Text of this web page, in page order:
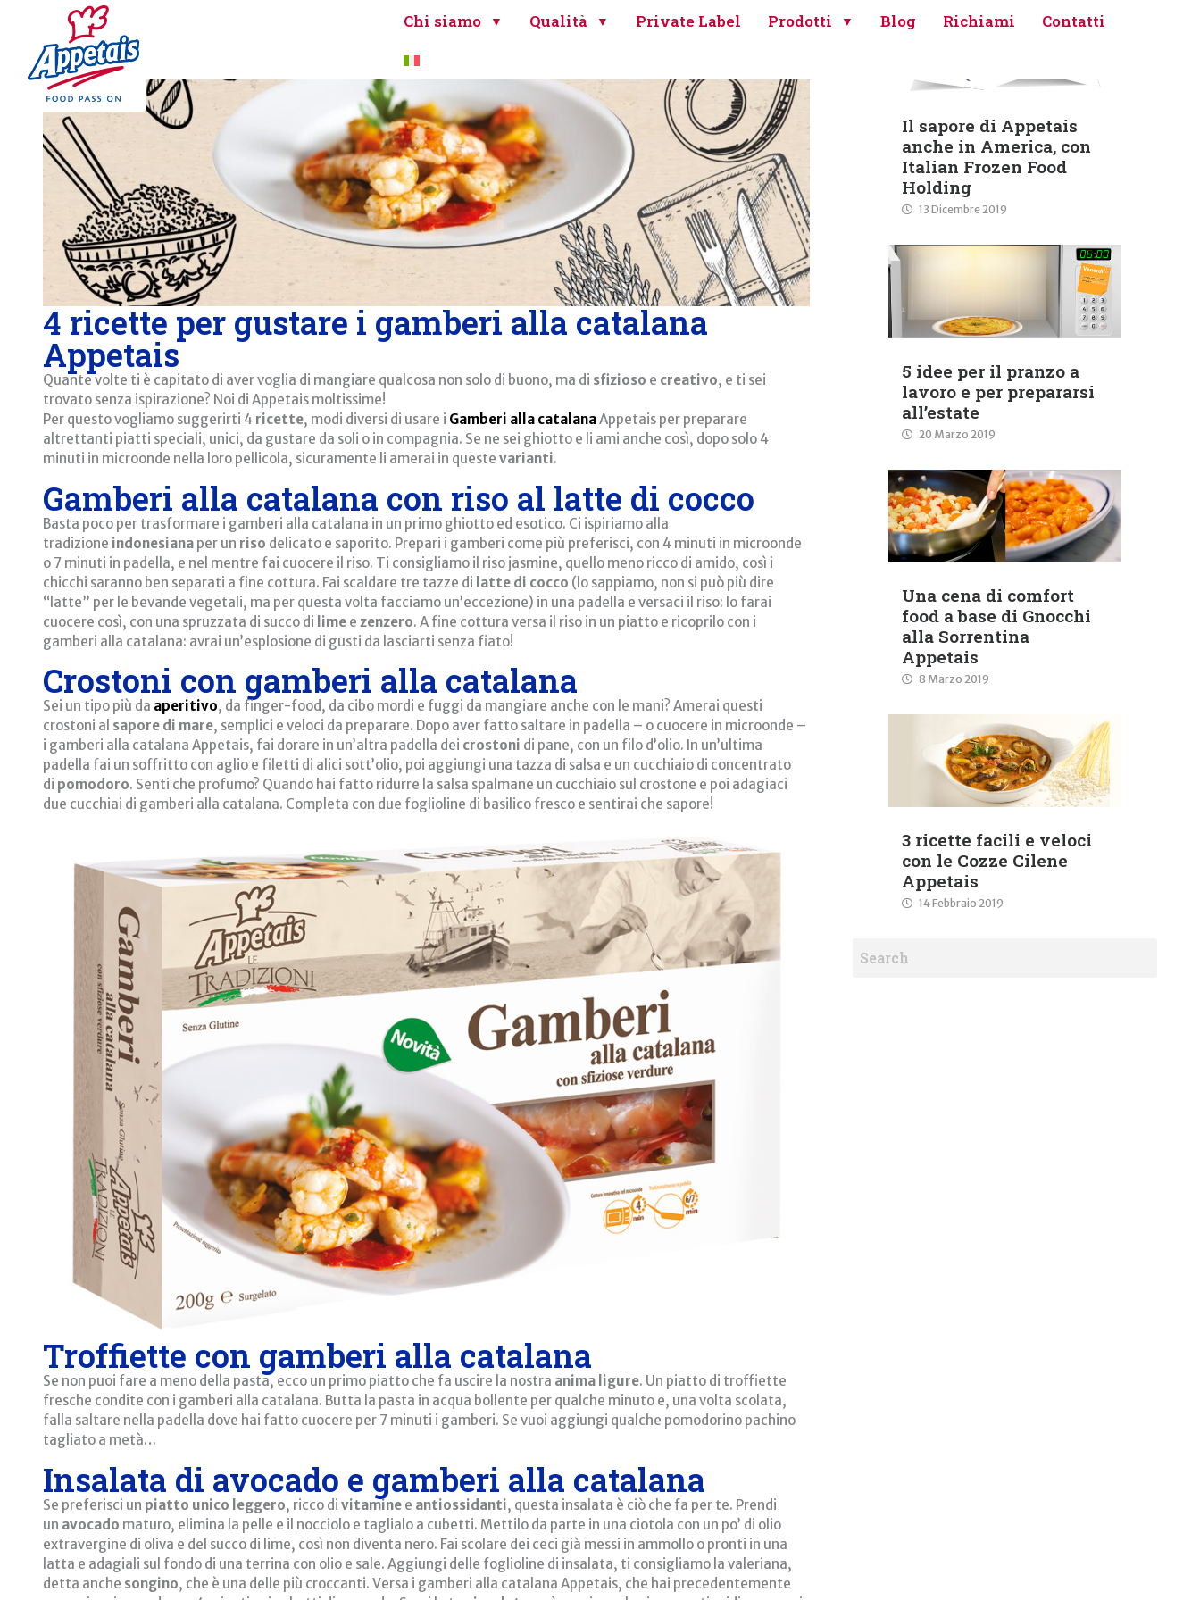
Chi siamo Qualità Private Label Prodotti Blog Richiami Contatti
4 ricette per gustare i gamberi alla catalana
Appetais
Quante volte ti è capitato di aver voglia di mangiare qualcosa non solo di buono, ma di sfizioso e creativo, e ti sei
trovato senza ispirazione? Noi di Appetais moltissime!
Per questo vogliamo suggerirti 4 ricette, modi diversi di usare i Gamberi alla catalanaAppetais per preparare
altrettanti piatti speciali, unici, da gustare da soli o in compagnia. Se ne sei ghiotto e li ami anche così, dopo solo 4
minuti in microonde nella loro pellicola, sicuramente li amerai in queste varianti.
Gamberi alla catalana con riso al latte di cocco
Basta poco per trasformare i gamberi alla catalana in un primo ghiotto ed esotico. Ci ispiriamo alla
tradizione indonesiana per un riso delicato e saporito. Prepari i gamberi come più preferisci, con 4 minuti in microonde
o 7 minuti in padella, e nel mentre fai cuocere il riso. Ti consigliamo il riso jasmine, quello meno ricco di amido, così i
chicchi saranno ben separati a fine cottura. Fai scaldare tre tazze di latte di cocco (lo sappiamo, non si può più dire
“latte” per le bevande vegetali, ma per questa volta facciamo un’eccezione) in una padella e versaci il riso: lo farai
cuocere così, con una spruzzata di succo di lime e zenzero. A fine cottura versa il riso in un piatto e ricoprilo con i
gamberi alla catalana: avrai un’esplosione di gusti da lasciarti senza fiato!
Crostoni con gamberi alla catalana
Sei un tipo più da aperitivo, da finger-food, da cibo mordi e fuggi da mangiare anche con le mani? Amerai questi
crostoni al sapore di mare, semplici e veloci da preparare. Dopo aver fatto saltare in padella – o cuocere in microonde –
i gamberi alla catalana Appetais, fai dorare in un’altra padella dei crostoni di pane, con un filo d’olio. In un’ultima
padella fai un soffritto con aglio e filetti di alici sott’olio, poi aggiungi una tazza di salsa e un cucchiaio di concentrato
di pomodoro. Senti che profumo? Quando hai fatto ridurre la salsa spalmane un cucchiaio sul crostone e poi adagiaci
due cucchiai di gamberi alla catalana. Completa con due foglioline di basilico fresco e sentirai che sapore!
Troffiette con gamberi alla catalana
Se non puoi fare a meno della pasta, ecco un primo piatto che fa uscire la nostra anima ligure. Un piatto di troffiette
fresche condite con i gamberi alla catalana. Butta la pasta in acqua bollente per qualche minuto e, una volta scolata,
falla saltare nella padella dove hai fatto cuocere per 7 minuti i gamberi. Se vuoi aggiungi qualche pomodorino pachino
tagliato a metà…
Insalata di avocado e gamberi alla catalana
Se preferisci un piatto unico leggero, ricco di vitamine e antiossidanti, questa insalata è ciò che fa per te. Prendi
un avocado maturo, elimina la pelle e il nocciolo e taglialo a cubetti. Mettilo da parte in una ciotola con un po’ di olio
extravergine di oliva e del succo di lime, così non diventa nero. Fai scolare dei ceci già messi in ammollo o pronti in una
latta e adagiali sul fondo di una terrina con olio e sale. Aggiungi delle foglioline di insalata, ti consigliamo la valeriana,
detta anche songino, che è una delle più croccanti. Versa i gamberi alla catalana Appetais, che hai precedentemente
Il sapore di Appetais
anche in America, con
Italian Frozen Food
Holding
13 Dicembre 2019
5 idee per il pranzo a
lavoro e per prepararsi
all’estate
20 Marzo 2019
Una cena di comfort
food a base di Gnocchi
alla Sorrentina
Appetais
8 Marzo 2019
3 ricette facili e veloci
con le Cozze Cilene
Appetais
14 Febbraio 2019